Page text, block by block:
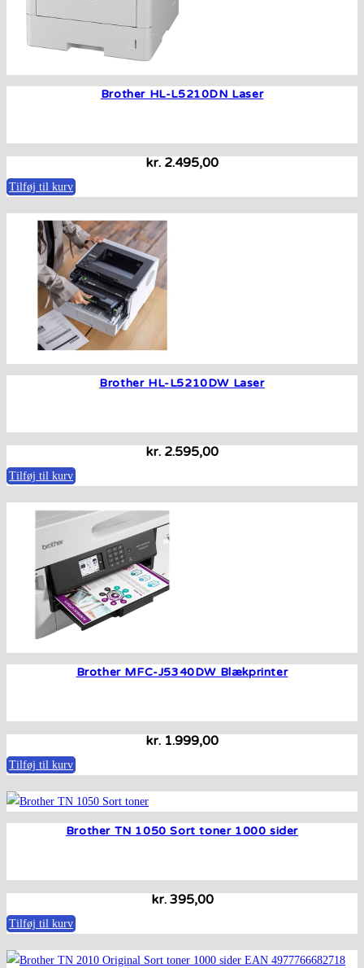
Brother HL-L5210DN Laser
kr. 2.495,00
Tilføj til kurv
Brother HL-L5210DW Laser
kr. 2.595,00
Tilføj til kurv
Brother MFC-J5340DW Blækprinter
kr. 1.999,00
Tilføj til kurv
Brother TN 1050 Sort toner 1000 sider
kr.395,00
Tilføj til kurv